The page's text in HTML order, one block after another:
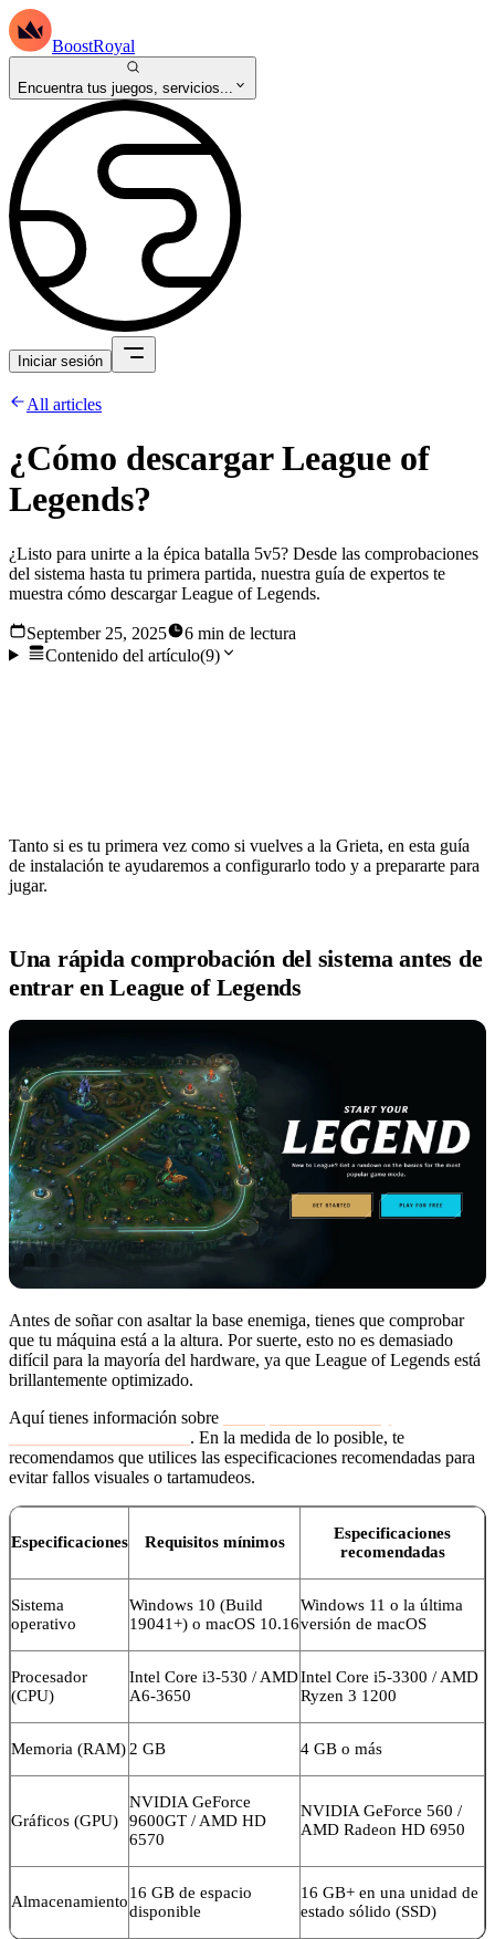
BoostRoyal
Encuentra tus juegos, servicios...
Iniciar sesión
All articles
¿Cómo descargar League of
Legends?
¿Listo para unirte a la épica batalla 5v5? Desde las comprobaciones
del sistema hasta tu primera partida, nuestra guía de expertos te
muestra cómo descargar League of Legends.
September 25, 2025
6 min de lectura
Contenido del artículo(9)
Tanto si es tu primera vez como si vuelves a la Grieta, en esta guía
de instalación te ayudaremos a configurarlo todo y a prepararte para
jugar.
Una rápida comprobación del sistema antes de
entrar en League of Legends
Antes de soñar con asaltar la base enemiga, tienes que comprobar
que tu máquina está a la altura. Por suerte, esto no es demasiado
difícil para la mayoría del hardware, ya que League of Legends está
brillantemente optimizado.
Aquí tienes información sobre
. En la medida de lo posible, te
recomendamos que utilices las especificaciones recomendadas para
evitar fallos visuales o tartamudeos.
Especificaciones Requisitos mínimos
Especificaciones
recomendadas
Sistema
operativo
Windows 10 (Build
19041+) o macOS 10.16
Windows 11 o la última
versión de macOS
Procesador
(CPU)
Intel Core i3-530 / AMD
A6-3650
Intel Core i5-3300 / AMD
Ryzen 3 1200
Memoria (RAM) 2 GB 4 GB o más
Gráficos (GPU)
NVIDIA GeForce
9600GT / AMD HD
6570
NVIDIA GeForce 560 /
AMD Radeon HD 6950
Almacenamiento16 GB de espacio
disponible
16 GB+ en una unidad de
estado sólido (SSD)